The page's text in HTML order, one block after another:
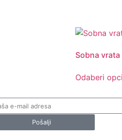
Sobna vrata
Odaberi
Pošalji